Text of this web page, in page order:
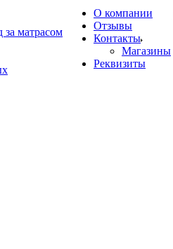
за матрасом
О компании
Отзывы
Контакты
Магазины
Реквизиты